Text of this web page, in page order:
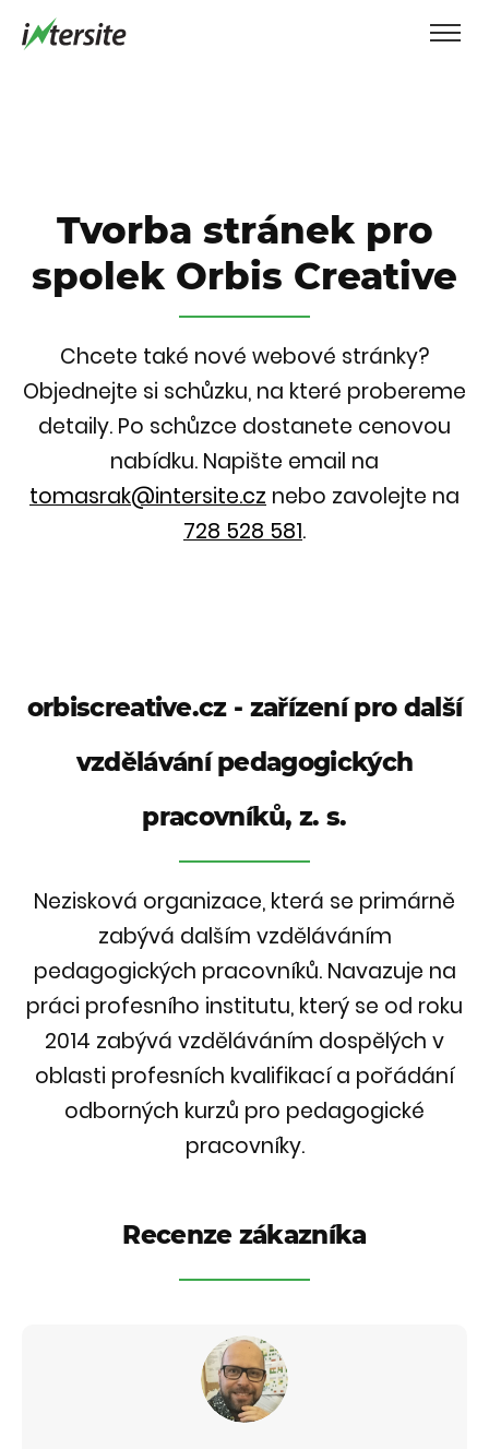
Tvorba stránek pro
spolek Orbis Creative
Chcete také nové webové stránky?
Objednejte si schůzku, na které probereme
detaily. Po schůzce dostanete cenovou
nabídku. Napište email na
tomasrak@intersite.cz nebo zavolejte na
728 528 581.
orbiscreative.cz - zařízení pro další
vzdělávání pedagogických
pracovníků, z. s.
Nezisková organizace, která se primárně
zabývá dalším vzděláváním
pedagogických pracovníků. Navazuje na
práci profesního institutu, který se od roku
2014 zabývá vzděláváním dospělých v
oblasti profesních kvalifikací a pořádání
odborných kurzů pro pedagogické
pracovníky.
Recenze zákazníka